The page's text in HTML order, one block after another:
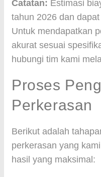
Catatan: Estimasi
tahun 2026 dan
Untuk mendapatkan
akurat sesuai
hubungi tim kami
Proses
Perkerasan
Berikut adalah
perkerasan yang
hasil yang maksimal: